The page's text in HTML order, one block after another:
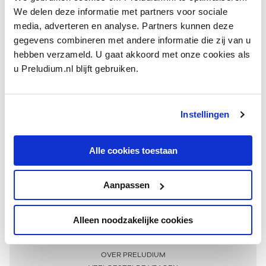
We delen deze informatie met partners voor sociale
media, adverteren en analyse. Partners kunnen deze
gegevens combineren met andere informatie die zij van u
hebben verzameld. U gaat akkoord met onze cookies als
u Preludium.nl blijft gebruiken.
Instellingen
Alle cookies toestaan
Aanpassen
Alleen noodzakelijke cookies
Meer informatie
OVER PRELUDIUM